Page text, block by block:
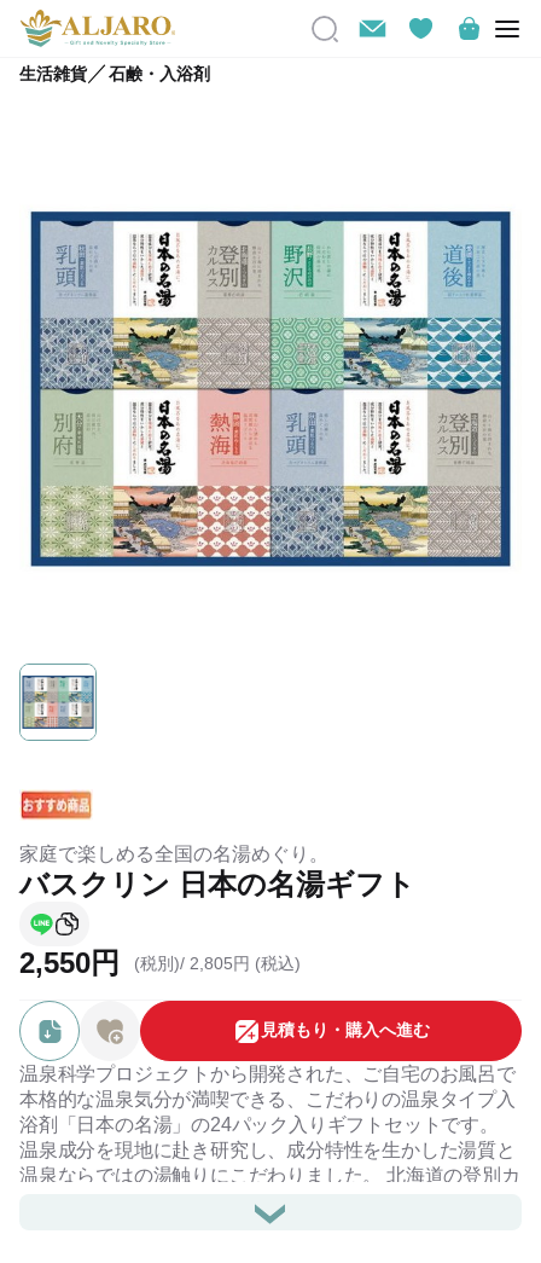
生活雑貨／石鹸・入浴剤
家庭で楽しめる全国の名湯めぐり。
バスクリン 日本の名湯ギフト
2,550円 (税別)/ 2,805円 (税込)
温泉科学プロジェクトから開発された、ご自宅のお風呂で
本格的な温泉気分が満喫できる、こだわりの温泉タイプ入
浴剤「日本の名湯」の24パック入りギフトセットです。
温泉成分を現地に赴き研究し、成分特性を生かした湯質と
温泉ならではの湯触りにこだわりました。 北海道の登別カ
ルルス、秋田県の乳頭温泉、大分県の別府温泉など、6種
類の温泉をお楽しみいただけます。 快気祝いや結婚祝い・
⾒積もり・購⼊へ進む